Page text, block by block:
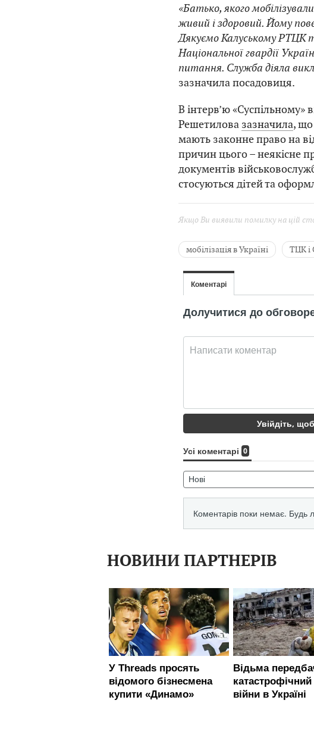
«Батько, якого
живий і здоровий. Йому
Дякуємо Калуському РТЦК
Національної гвардії
питання. Служба діяла
зазначила посадовиця.
В інтерв’ю «Суспільному»
Решетилова зазначила, що
мають законне право на
причин цього – неякісне
документів
стосуються дітей та
Якщо Ви виявили помилку на цій
мобілізація в Україні ТЦК і
Новини Івано-Франківська
НОВИНИ ПАРТНЕРІВ